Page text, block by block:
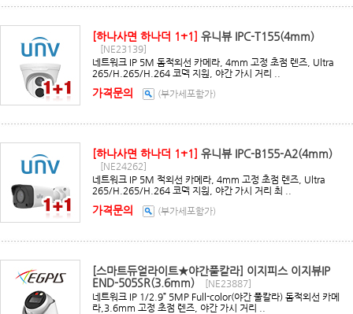
[하나사면 하나더 1+1] 유니뷰 IPC-T155(4mm)
[NE23139]
네트워크 IP 5M 돔적외선 카메라, 4mm 고정 초점 렌즈, Ultra
265/H.265/H.264 코덱 지원, 야간 가시 거리 ..
가격문의 (부가세포함가)
[하나사면 하나더 1+1] 유니뷰 IPC-B155-A2(4mm)
[NE24262]
네트워크 IP 5M 적외선 카메라, 4mm 고정 초점 렌즈, Ultra
265/H.265/H.264 코덱 지원, 야간 가시 거리 최 ..
가격문의 (부가세포함가)
[스마트듀얼라이트★야간풀칼라] 이지피스 이지뷰IP
END-505SR(3.6mm)
[NE23887]
네트워크 IP 1/2.9” 5MP Full-color(야간 풀칼라) 돔적외선 카메
라,3.6mm 고정 초점 렌즈, 야간 가시 거리 ..